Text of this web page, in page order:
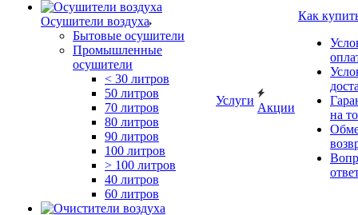
Осушители воздуха
Бытовые осушители
Промышленные
осушители
< 30 литров
50 литров
70 литров
80 литров
90 литров
100 литров
> 100 литров
40 литров
60 литров
Услуги
Акции
Как
на